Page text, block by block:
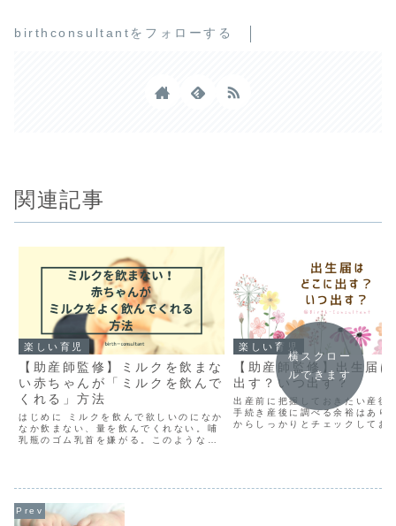
birthconsultantをフォローする
関連記事
楽しい育児
【助産師監修】ミルクを飲まな
い赤ちゃんが「ミルクを飲んで
くれる」方法
はじめに ミルクを飲んで欲しいのになか
なか飲まない、量を飲んでくれない。哺
乳瓶のゴム乳首を嫌がる。このような相
楽しい育児
【助産師監修】出生届
出す？いつ出す？
出産前に把握しておきたい産後
手続き産後に調べる余裕はあり
からしっかりとチェックしてお
横スクロー
ルできます